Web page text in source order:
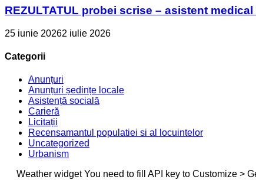
REZULTATUL probei scrise – asistent
25 iunie 20262 iulie 2026
Categorii
Anunțuri
Anunțuri ședințe locale
Asistență socială
Carieră
Licitații
Recensamantul populatiei si al locuintelor
Uncategorized
Urbanism
Weather widgetYou need to fill API key to Customize >